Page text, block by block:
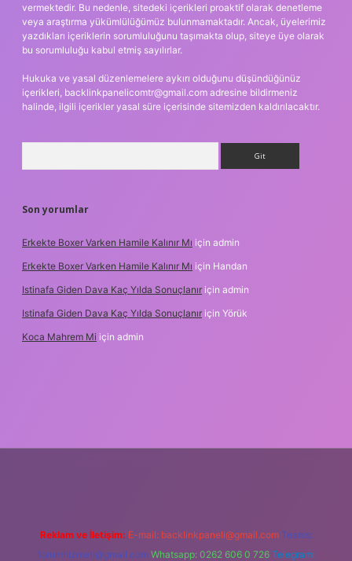
vermektedir. Bu nedenle, sitedeki içerikleri proaktif olarak denetleme
veya araştırma yükümlülüğümüz bulunmamaktadır. Ancak, üyelerimiz
yazdıkları içeriklerin sorumluluğunu taşımakta olup, siteye üye olarak
bu sorumluluğu kabul etmiş sayılırlar.
Hukuka ve yasal düzenlemelere aykırı olduğunu düşündüğünüz
içerikleri, backlinkpanelicomtr@gmail.com adresine bildirmeniz
halinde, ilgili içerikler yasal süre içerisinde sitemizden kaldırılacaktır.
Son yorumlar
Erkekte Boxer Varken Hamile Kalınır Mı için admin
Erkekte Boxer Varken Hamile Kalınır Mı için Handan
Istinafa Giden Dava Kaç Yılda Sonuçlanır için admin
Istinafa Giden Dava Kaç Yılda Sonuçlanır için Yörük
Koca Mahrem Mi için admin
Reklam ve İletişim: E-mail: backlinkpaneli@gmail.com Teams:
forumhizmeti@gmail.com Whatsapp: 0262 606 0 726 Telegram: